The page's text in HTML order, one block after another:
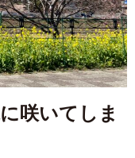
咲いてしま